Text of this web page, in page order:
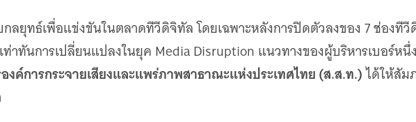
ลยุทธ์เพื่อแข่งขันในตลาดทีวีดิจิทัล โดยเฉพาะหลังการปิดตัวลงของ 7 ช่องที
ท่าทันการเปลี่ยนแปลงในยุค Media Disruption แนวทางของผู้บริหารเบอร์หนึ่
ค์การกระจายเสียงและแพร่ภาพสาธาณะแห่งประเทศไทย (ส.ส.ท.)ได้ให้สัม